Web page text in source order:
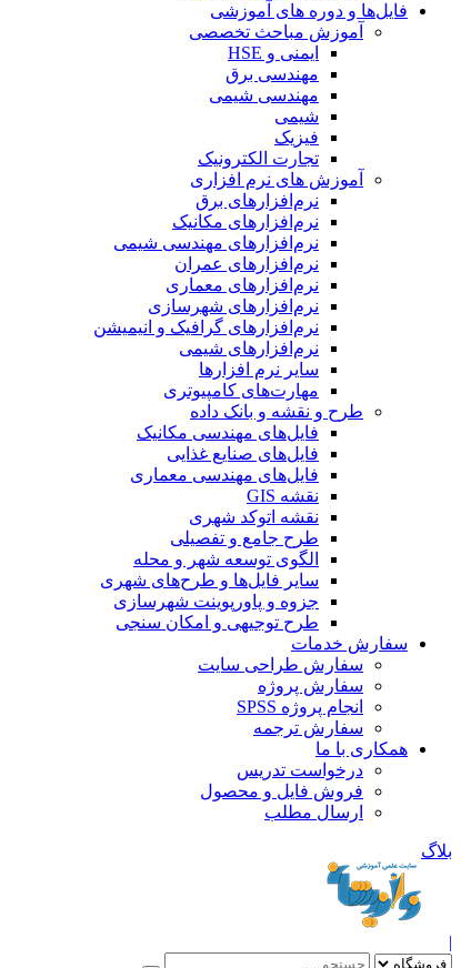
فایل‌ها و دوره های آموزشی
آموزش مباحث تخصصی
ایمنی و HSE
مهندسی برق
مهندسی شیمی
شیمی
فیزیک
تجارت الکترونیک
آموزش های نرم افزاری
نرم‌افزارهای برق
نرم‌افزارهای مکانیک
نرم‌افزارهای مهندسی شیمی
نرم‌افزارهای عمران
نرم‌افزارهای معماری
نرم‌افزارهای شهرسازی
نرم‌افزارهای گرافیک و انیمیشن
نرم‌افزارهای شیمی
سایر نرم افزارها
مهارت‌های کامپیوتری
طرح و نقشه و بانک داده
فایل‌های مهندسی مکانیک
فایل‌های صنایع غذایی
فایل‌های مهندسی معماری
نقشه GIS
نقشه اتوکد شهری
طرح جامع و تفصیلی
الگوی توسعه شهر و محله
سایر فایل‌ها و طرح‌های شهری
جزوه و پاورپوینت شهرسازی
طرح توجیهی و امکان سنجی
سفارش خدمات
سفارش طراحی سایت
سفارش پروژه
انجام پروژه SPSS
سفارش ترجمه
همکاری با ما
درخواست تدریس
فروش فایل و محصول
ارسال مطلب
بلاگ
|